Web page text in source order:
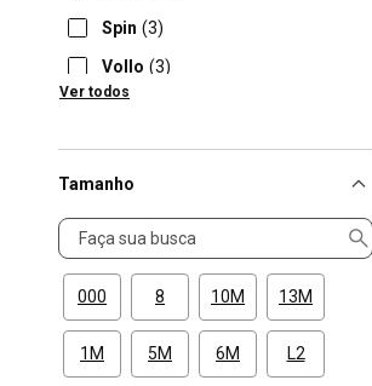
Spin (3)
Vollo (3)
Dhs
Ver todos
Tamanho
Tamanho
000 8 10M 13M
1M 5M 6M L2